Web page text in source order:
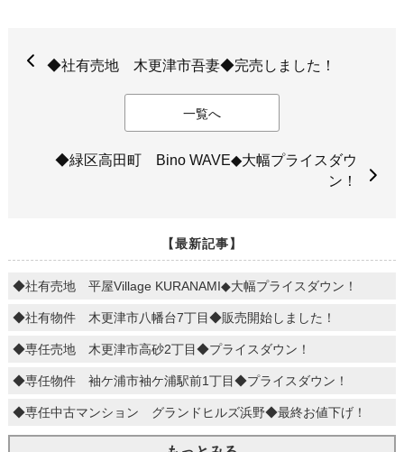
◆社有売地 木更津市吾妻◆完売しました！
一覧へ
◆緑区高田町 Bino WAVE◆大幅プライスダウ
ン！
【最新記事】
◆社有売地 平屋Village KURANAMI◆大幅プライスダウン！
◆社有物件 木更津市八幡台7丁目◆販売開始しました！
◆専任売地 木更津市高砂2丁目◆プライスダウン！
◆専任物件 袖ケ浦市袖ケ浦駅前1丁目◆プライスダウン！
◆専任中古マンション グランドヒルズ浜野◆最終お値下げ！